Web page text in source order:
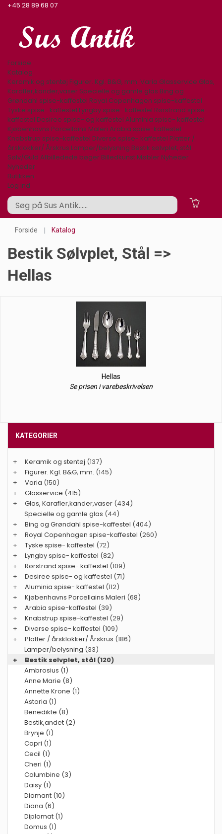
+45 28 89 68 07
Forside
Katalog
Keramik og stentøj Figurer. Kgl. B&G, mm. Varia Glasservice Glas,
Karafler,kander,vaser Specielle og gamle glas Bing og
Grøndahl spise-kaffestel Royal Copenhagen spise-kaffestel
Tyske spise- kaffestel Lyngby spise- kaffestel Rørstrand spise-
kaffestel Desiree spise- og kaffestel Aluminia spise- kaffestel
Kjøbenhavns Porcellains Maleri Arabia spise-kaffestel
Knabstrup spise-kaffestel Diverse spise- kaffestel Platter /
årsklokker/ Årskrus Lamper/belysning Bestik sølvplet, stål
Sølv/Guld Afbilledede bøger Billedkunst Møbler Nyheder
Nyheder
Butikken
Log ind
Forside Katalog
Bestik Sølvplet, Stål =>
Hellas
Hellas
Se prisen i varebeskrivelsen
KATEGORIER
+ Keramik og stentøj (137)
+
Figurer. Kgl. B&G, mm. (145)
+
Varia (150)
+
Glasservice (415)
+
Glas, Karafler,kander,vaser (434)
Specielle og gamle glas (44)
+
Bing og Grøndahl spise-kaffestel (404)
+
Royal Copenhagen spise-kaffestel (260)
+
Tyske spise- kaffestel (72)
+
Lyngby spise- kaffestel (82)
+
Rørstrand spise- kaffestel (109)
+
Desiree spise- og kaffestel (71)
+
Aluminia spise- kaffestel (112)
+
Kjøbenhavns Porcellains Maleri (68)
+
Arabia spise-kaffestel (39)
+
Knabstrup spise-kaffestel (29)
+
Diverse spise- kaffestel (109)
+
Platter / årsklokker/ Årskrus (186)
Lamper/belysning (33)
+
Bestik sølvplet, stål (120)
Ambrosius (1)
Anne Marie (8)
Annette Krone (1)
Astoria (1)
Benedikte (8)
Bestik,andet (2)
Brynje (1)
Capri (1)
Cecil (1)
Cheri (1)
Columbine (3)
Daisy (1)
Diamant (10)
Diana (6)
Diplomat (1)
Domus (1)